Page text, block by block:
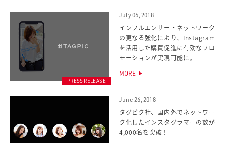
PRESS RELEASE
July 06, 2018
インフルエンサー・ネットワーク
の更なる強化により、Instagram
を活用した購買促進に有効なプロ
モーションが実現可能に。
MORE
June 26, 2018
タグピク社、国内外でネットワー
ク化したインスタグラマーの数が
4,000名を突破！